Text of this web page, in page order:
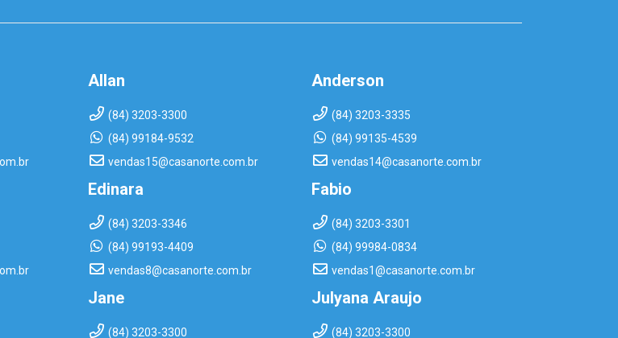
Allan
(84) 3203-3300
(84) 99184-9532
vendas15@casanorte.com.br
Anderson
(84) 3203-3335
(84) 99135-4539
vendas14@casanorte.com.br
Edinara
(84) 3203-3346
(84) 99193-4409
vendas8@casanorte.com.br
Fabio
(84) 3203-3301
(84) 99984-0834
vendas1@casanorte.com.br
Jane
(84) 3203-3300
Julyana Araujo
(84) 3203-3300